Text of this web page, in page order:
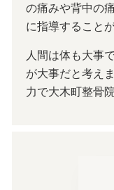
の痛みや背中の
に指導すること
人間は体も大事
が大事だと考え
力で大木町整骨